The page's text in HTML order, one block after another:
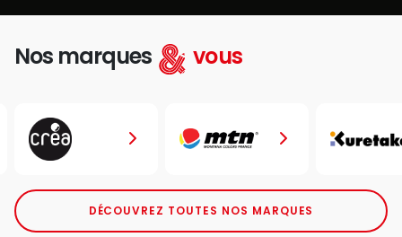
Nos marques vous
DÉCOUVREZ TOUTES NOS MARQUES